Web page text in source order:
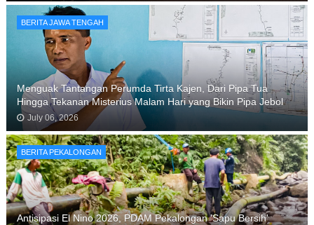
BERITA JAWA TENGAH
Menguak Tantangan Perumda Tirta Kajen, Dari Pipa Tua
Hingga Tekanan Misterius Malam Hari yang Bikin Pipa Jebol
July 06, 2026
BERITA PEKALONGAN
Antisipasi El Nino 2026, PDAM Pekalongan 'Sapu Bersih'